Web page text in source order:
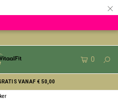
×
0
VANAF € 50,00